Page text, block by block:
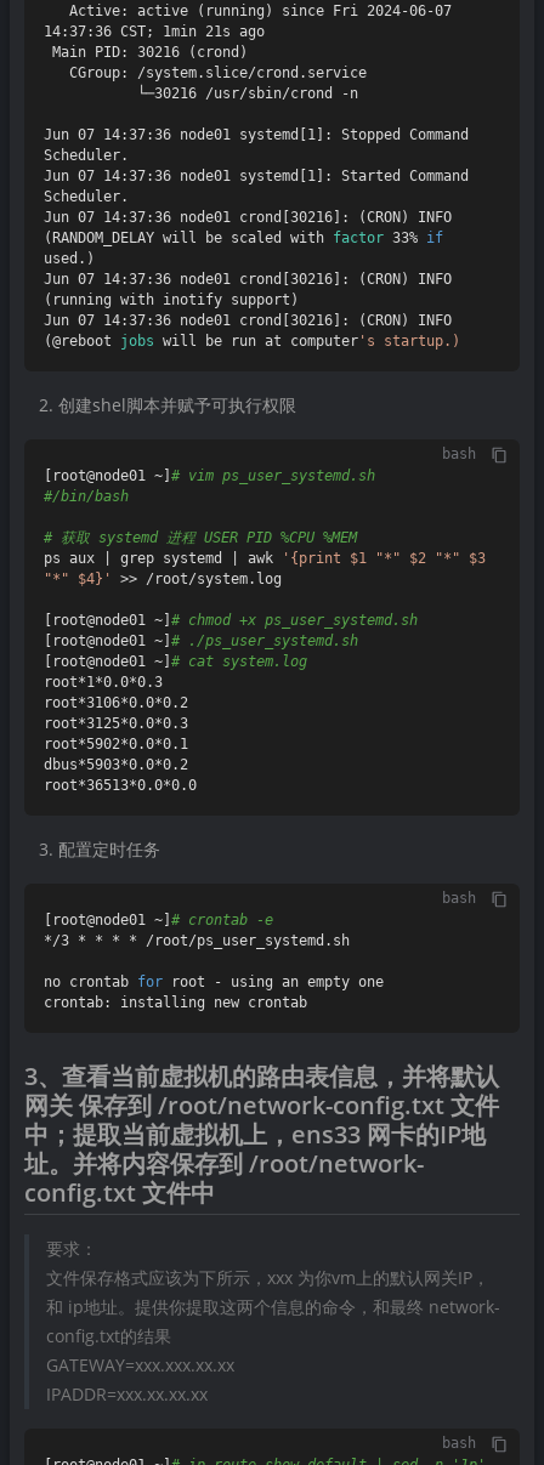
14:37:36 CST; 1min 21s ago
Jun 07 14:37:36 node01 systemd[1]: Stopped Command
Scheduler.
Jun 07 14:37:36 node01 systemd[1]: Started Command
Scheduler.
Jun 07 14:37:36 node01 crond[30216]: (CRON) INFO
(RANDOM_DELAY will be scaled with factor 33% if
used.)
Jun 07 14:37:36 node01 crond[30216]: (CRON) INFO
(running with inotify support)
Jun 07 14:37:36 node01 crond[30216]: (CRON) INFO
(@reboot jobs will be run at computer
创建shel脚本并赋予可执行权限
bash
[root@node01 ~] # vim ps_user_systemd.sh
#/bin/bash
# 获取 systemd 进程 USER PID %CPU %MEM
ps aux | grep systemd | awk
'{print $1 "*" $2 "*" $3
"*" $4}'
>> /root/system.log
[root@node01 ~] # chmod +x ps_user_systemd.sh
[root@node01 ~] # ./ps_user_systemd.sh
[root@node01 ~] # cat system.log
root*1*0.0*0.3
root*3106*0.0*0.2
root*3125*0.0*0.3
root*5902*0.0*0.1
dbus*5903*0.0*0.2
配置定时任务
bash
[root@node01 ~] # crontab -e
*/3 * * * * /root/ps_user_systemd.sh
no crontab for root - using an empty one
3、查看当前虚拟机的路由表信息，并将默认
网关 保存到 /root/network-config.txt 文件
中；提取当前虚拟机上，ens33 网卡的IP地
址。并将内容保存到 /root/network-
config.txt 文件中
要求：
文件保存格式应该为下所示，xxx 为你vm上的默认网关IP，
和 ip地址。提供你提取这两个信息的命令，和最终 network-
config.txt的结果
GATEWAY=xxx.xxx.xx.xx
IPADDR=xxx.xx.xx.xx
bash